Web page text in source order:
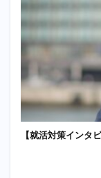
【就活対策イン